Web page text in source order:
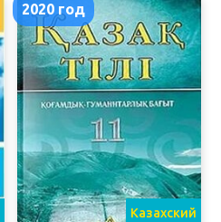
2020 год
Казахский